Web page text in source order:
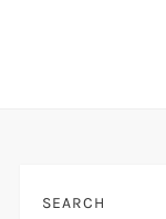
SEARCH